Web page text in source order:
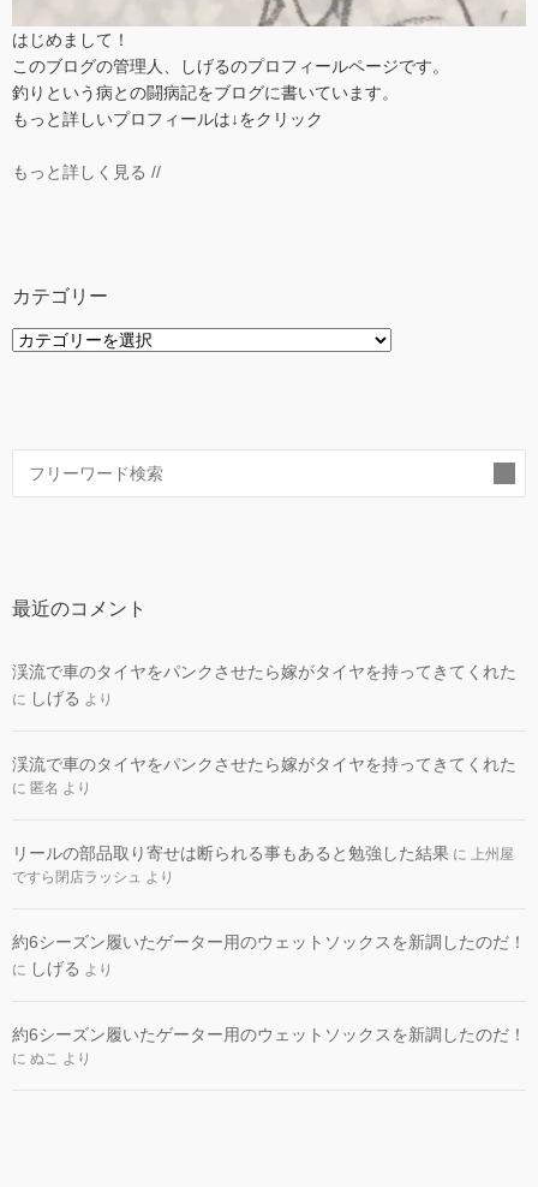
はじめまして！
このブログの管理人、しげるのプロフィールページです。
釣りという病との闘病記をブログに書いています。
もっと詳しいプロフィールは↓をクリック
もっと詳しく見る //
カテゴリー
カ
最近のコメント
渓流で車のタイヤをパンクさせたら嫁がタイヤを持ってきてくれた
に しげる より
渓流で車のタイヤをパンクさせたら嫁がタイヤを持ってきてくれた
に 匿名 より
リールの部品取り寄せは断られる事もあると勉強した結果 に 上州屋
ですら閉店ラッシュ より
約6シーズン履いたゲーター用のウェットソックスを新調したのだ！
に しげる より
約6シーズン履いたゲーター用のウェットソックスを新調したのだ！
に ぬこ より